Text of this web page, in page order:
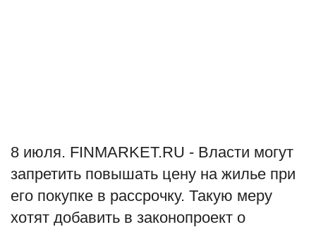
Здоровье
Образование
Шоу-бизнес
8 июля. FINMARKET.RU - Власти могут
запретить повышать цену на жилье при
его покупке в рассрочку. Такую меру
хотят добавить в законопроект о